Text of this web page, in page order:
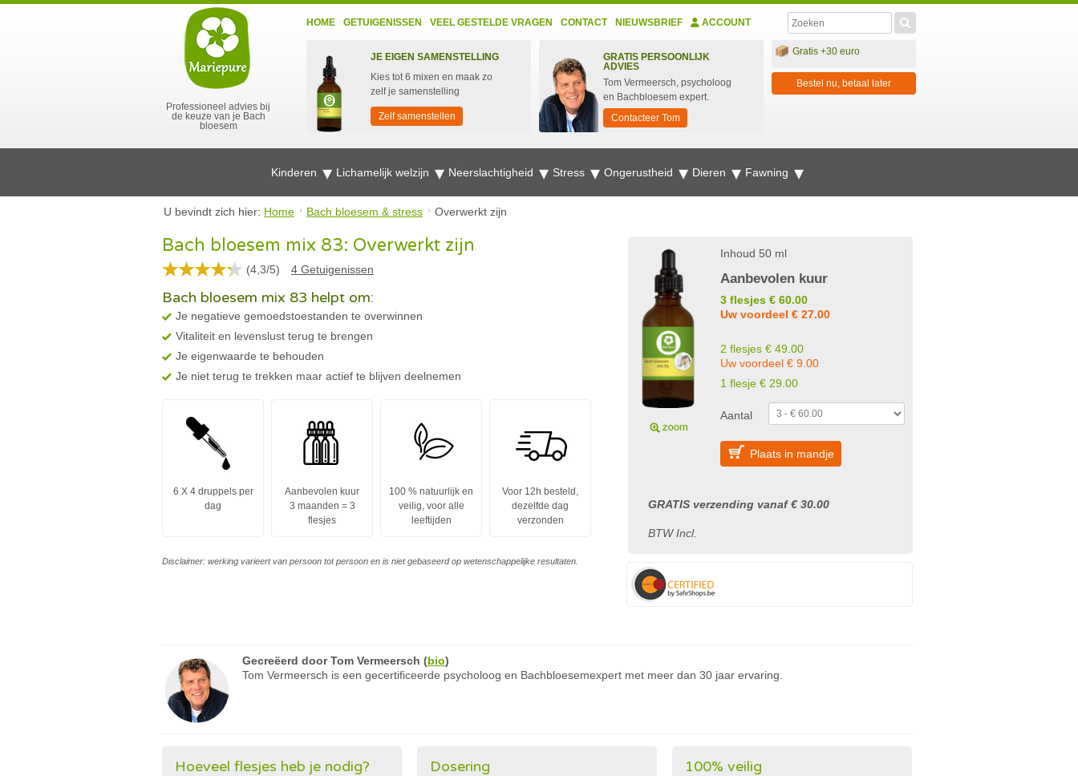
Professioneel advies bij
de keuze van je Bach
bloesem
HOME GETUIGENISSEN VEEL GESTELDE VRAGEN CONTACT NIEUWSBRIEF ACCOUNT
JE EIGEN SAMENSTELLING
Kies tot 6 mixen en maak zo
zelf je samenstelling
Zelf samenstellen
GRATIS PERSOONLIJK
ADVIES
Tom Vermeersch, psycholoog
en Bachbloesem expert.
Contacteer Tom
Gratis +30 euro
Bestel nu, betaal later
Kinderen Lichamelijk welzijn Neerslachtigheid Stress Ongerustheid Dieren Fawning
U bevindt zich hier: Home Bach bloesem & stress Overwerkt zijn
Bach bloesem mix 83: Overwerkt zijn
(4,3/5) 4 Getuigenissen
Bach bloesem mix 83 helpt om:
Je negatieve gemoedstoestanden te overwinnen
Vitaliteit en levenslust terug te brengen
Je eigenwaarde te behouden
Je niet terug te trekken maar actief te blijven deelnemen
6 X 4 druppels per
dag
Aanbevolen kuur
3 maanden = 3
flesjes
100 % natuurlijk en
veilig, voor alle
leeftijden
Voor 12h besteld,
dezelfde dag
verzonden
Disclaimer: werking varieert van persoon tot persoon en is niet gebaseerd op wetenschappelijke resultaten.
Inhoud 50 ml
Aanbevolen kuur
3 flesjes € 60.00
Uw voordeel € 27.00
2 flesjes € 49.00
Uw voordeel € 9.00
1 flesje € 29.00
Aantal
Plaats in mandje
GRATIS verzending vanaf € 30.00
BTW Incl.
Gecreëerd doorTom Vermeersch (bio)
Tom Vermeersch is een gecertificeerde psycholoog en Bachbloesemexpert met meer dan 30 jaar ervaring.
Hoeveel flesjes heb je nodig? Dosering 100% veilig